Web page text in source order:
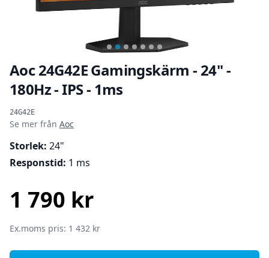
Aoc 24G42E Gamingskärm - 24" -
180Hz - IPS - 1ms
24G42E
Produktinformation
Se mer från Aoc
Storlek: 24"
Responstid: 1 ms
1 790 kr
Ex.moms pris: 1 432 kr